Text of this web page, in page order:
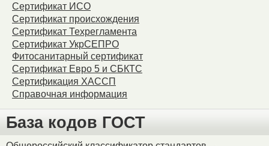
Сертификат ИСО
Сертификат происхождения
Сертификат Техрегламента
Сертификат УкрСЕПРО
Фитосанитарный сертификат
Сертификат Евро 5 и СБКТС
Сертификация ХАССП
Справочная информация
База кодов ГОСТ